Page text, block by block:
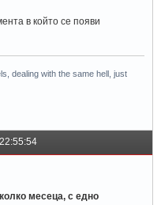
в който се появи
dealing with the same hell, just
месеца, с едно